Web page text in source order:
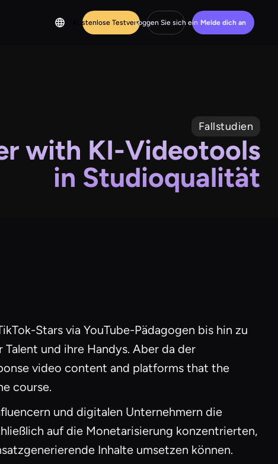
Kostenlose TestversionLoggen Sie sich ein Melde dich an
Fallstudien
with KI-Videotools
in Studioqualität
Stars via YouTube-Pädagogen bis hin zu
und ihre Handys. Aber da der
video content and platforms that the
course.
und digitalen Unternehmern die
auf die Monetarisierung konzentrierten,
Inhalte umsetzen können.